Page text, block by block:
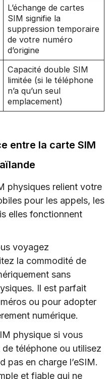
L’échange de cartes
SIM signifie la
suppression temporaire
de votre numéro
d’origine
Capacité double SIM
limitée (si le téléphone
n’a qu’un seul
emplacement)
entre la carte SIM
physiques relient votre
pour les appels, les
elles fonctionnent
voyagez
la commodité de
sans
Il est parfait
ou pour adopter
numérique.
physique si vous
téléphone ou utilisez
pas en charge l’eSIM.
et fiable qui ne